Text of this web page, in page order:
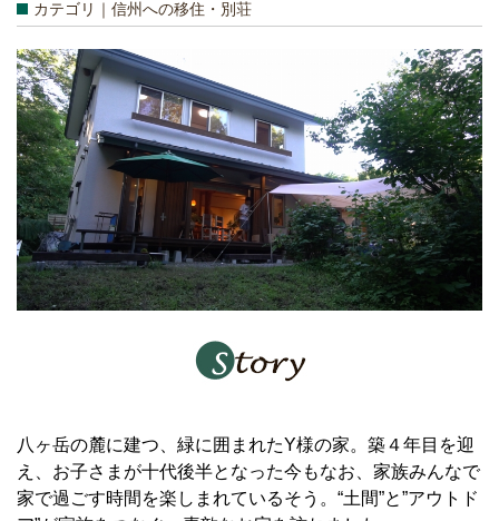
カテゴリ｜信州への移住・別荘
八ヶ岳の麓に建つ、緑に囲まれたY様の家。築４年目を迎
え、お子さまが十代後半となった今もなお、家族みんなで
家で過ごす時間を楽しまれているそう。“土間”と”アウトド